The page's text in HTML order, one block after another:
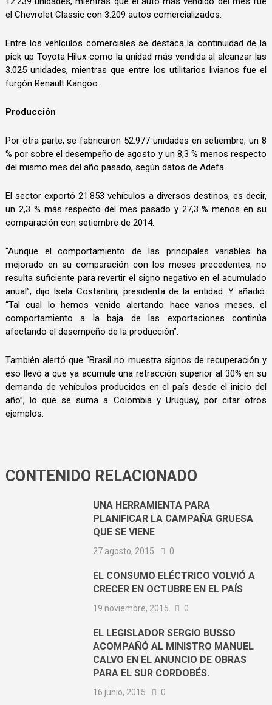
el Chevrolet Classic con 3.209 autos comercializados.
Entre los vehículos comerciales se destaca la continuidad de la
pick up Toyota Hilux como la unidad más vendida al alcanzar las
3.025 unidades, mientras que entre los utilitarios livianos fue el
furgón Renault Kangoo.
Producción
Por otra parte, se fabricaron 52.977 unidades en setiembre, un 8
% por sobre el desempeño de agosto y un 8,3 % menos respecto
del mismo mes del año pasado, según datos de Adefa.
El sector exportó 21.853 vehículos a diversos destinos, es decir,
un 2,3 % más respecto del mes pasado y 27,3 % menos en su
comparación con setiembre de 2014.
“Aunque el comportamiento de las principales variables ha
mejorado en su comparación con los meses precedentes, no
resulta suficiente para revertir el signo negativo en el acumulado
anual”, dijo Isela Costantini, presidenta de la entidad. Y añadió:
“Tal cual lo hemos venido alertando hace varios meses, el
comportamiento a la baja de las exportaciones continúa
afectando el desempeño de la producción”.
También alertó que “Brasil no muestra signos de recuperación y
eso llevó a que ya acumule una retracción superior al 30% en su
demanda de vehículos producidos en el país desde el inicio del
año”, lo que se suma a Colombia y Uruguay, por citar otros
ejemplos.
CONTENIDO RELACIONADO
UNA HERRAMIENTA PARA
PLANIFICAR LA CAMPAÑA GRUESA
QUE SE VIENE
27 agosto, 2015 0
EL CONSUMO ELÉCTRICO VOLVIÓ A
CRECER EN OCTUBRE EN EL PAÍS
19 noviembre, 2015 0
EL LEGISLADOR SERGIO BUSSO
ACOMPAÑÓ AL MINISTRO MANUEL
CALVO EN EL ANUNCIO DE OBRAS
PARA EL SUR CORDOBÉS.
16 junio, 2015 0